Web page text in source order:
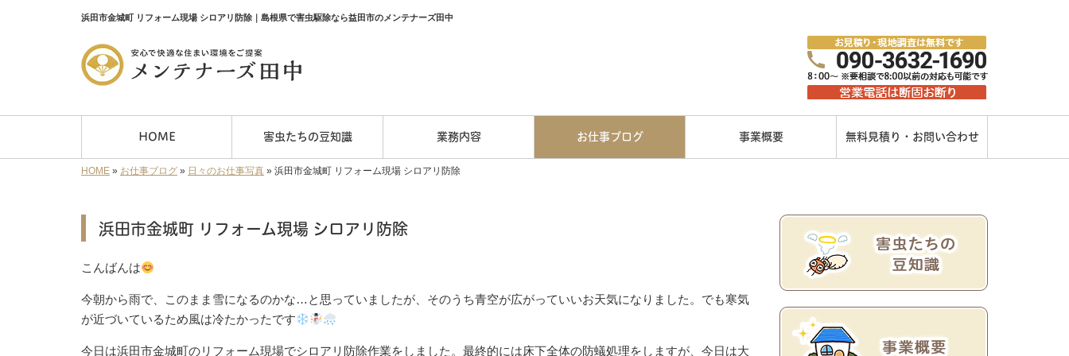
浜田市金城町 リフォーム現場 シロアリ防除｜島根県で害虫駆除なら益田市のメンテナーズ田中
HOME 害虫たちの豆知識 業務内容 お仕事ブログ 事業概要 無料見積り・お問い合わせ
HOME » お仕事ブログ » 日々のお仕事写真 » 浜田市金城町 リフォーム現場 シロアリ防除
浜田市金城町 リフォーム現場 シロアリ防除
こんばんは
今朝から雨で、このまま雪になるのかな…と思っていましたが、そのうち青空が広がっていいお天気になりました。でも寒気
が近づいているため風は冷たかったです
今日は浜田市金城町のリフォーム現場でシロアリ防除作業をしました。最終的には床下全体の防蟻処理をしますが、今日は大